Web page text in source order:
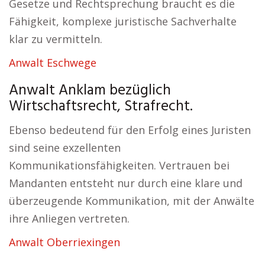
Gesetze und Rechtsprechung braucht es die
Fähigkeit, komplexe juristische Sachverhalte
klar zu vermitteln.
Anwalt Eschwege
Anwalt Anklam bezüglich
Wirtschaftsrecht, Strafrecht.
Ebenso bedeutend für den Erfolg eines Juristen
sind seine exzellenten
Kommunikationsfähigkeiten. Vertrauen bei
Mandanten entsteht nur durch eine klare und
überzeugende Kommunikation, mit der Anwälte
ihre Anliegen vertreten.
Anwalt Oberriexingen